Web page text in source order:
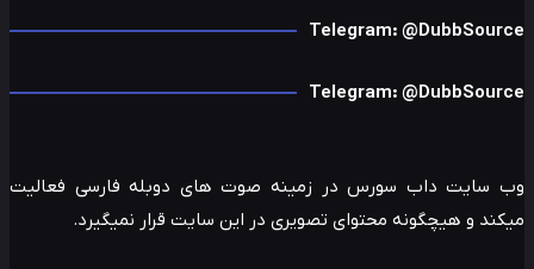
Telegram:
Telegram:
سایت داب سورس در زمینه صوت های دوبله فارسی فعالیت
و هیچگونه محتوای تصویری در این سایت قرار نمیگیرد.